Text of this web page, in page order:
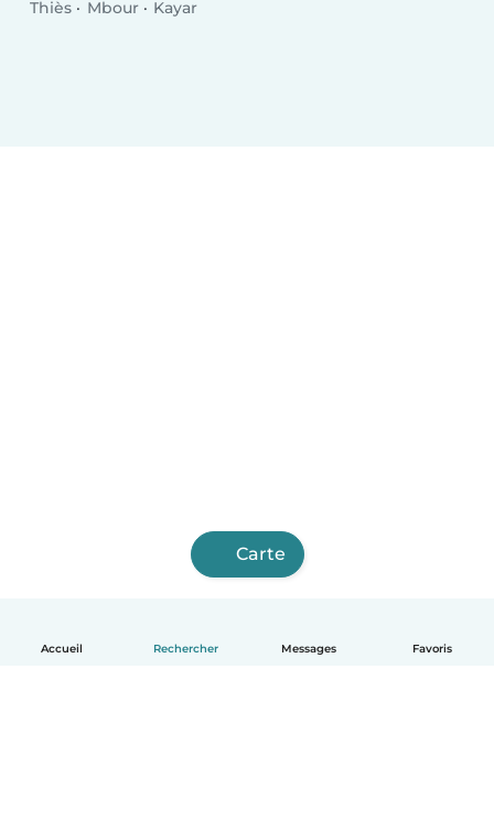
Accueil Rechercher Messages Favoris
Thiès Mbour Kayar
Carte